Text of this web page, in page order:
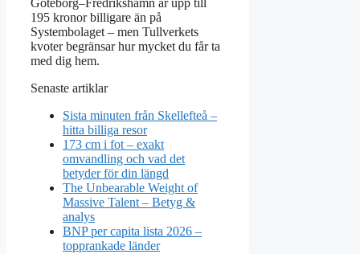
Göteborg–Fredrikshamn är upp till
195 kronor billigare än på
Systembolaget – men Tullverkets
kvoter begränsar hur mycket du får ta
med dig hem.
Senaste artiklar
Sista minuten från Skellefteå –
hitta billiga resor
173 cm i fot – exakt
omvandling och vad det
betyder för din längd
The Unbearable Weight of
Massive Talent – Betyg &
analys
BNP per capita lista 2026 –
topprankade länder